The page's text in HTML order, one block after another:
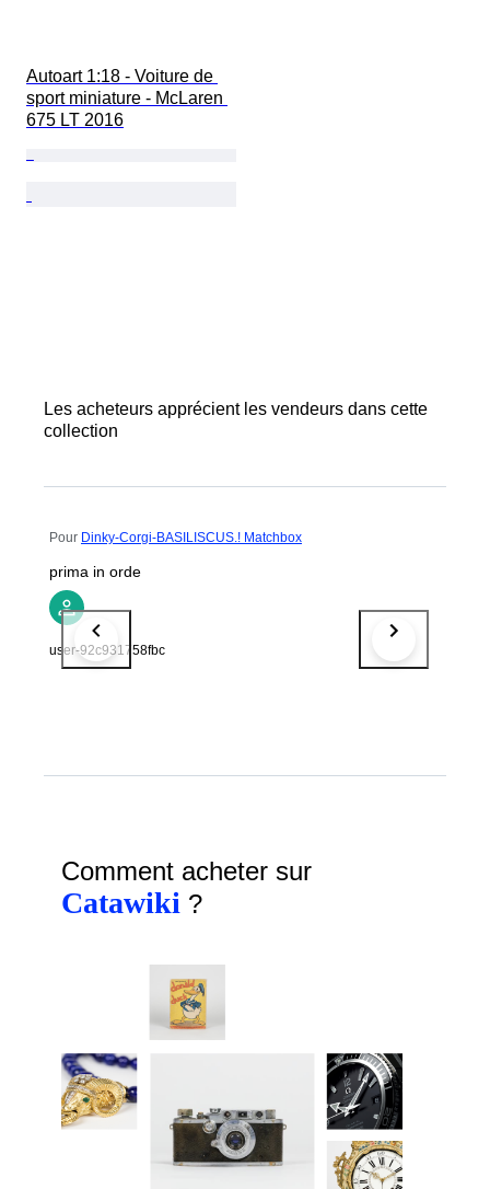
Autoart 1:18 - Voiture de
sport miniature - McLaren
675 LT 2016
Les acheteurs apprécient les vendeurs dans cette
collection
Pour Dinky-Corgi-BASILISCUS.! Matchbox
prima in orde
user-92c931758fbc
Comment acheter sur
Catawiki ?